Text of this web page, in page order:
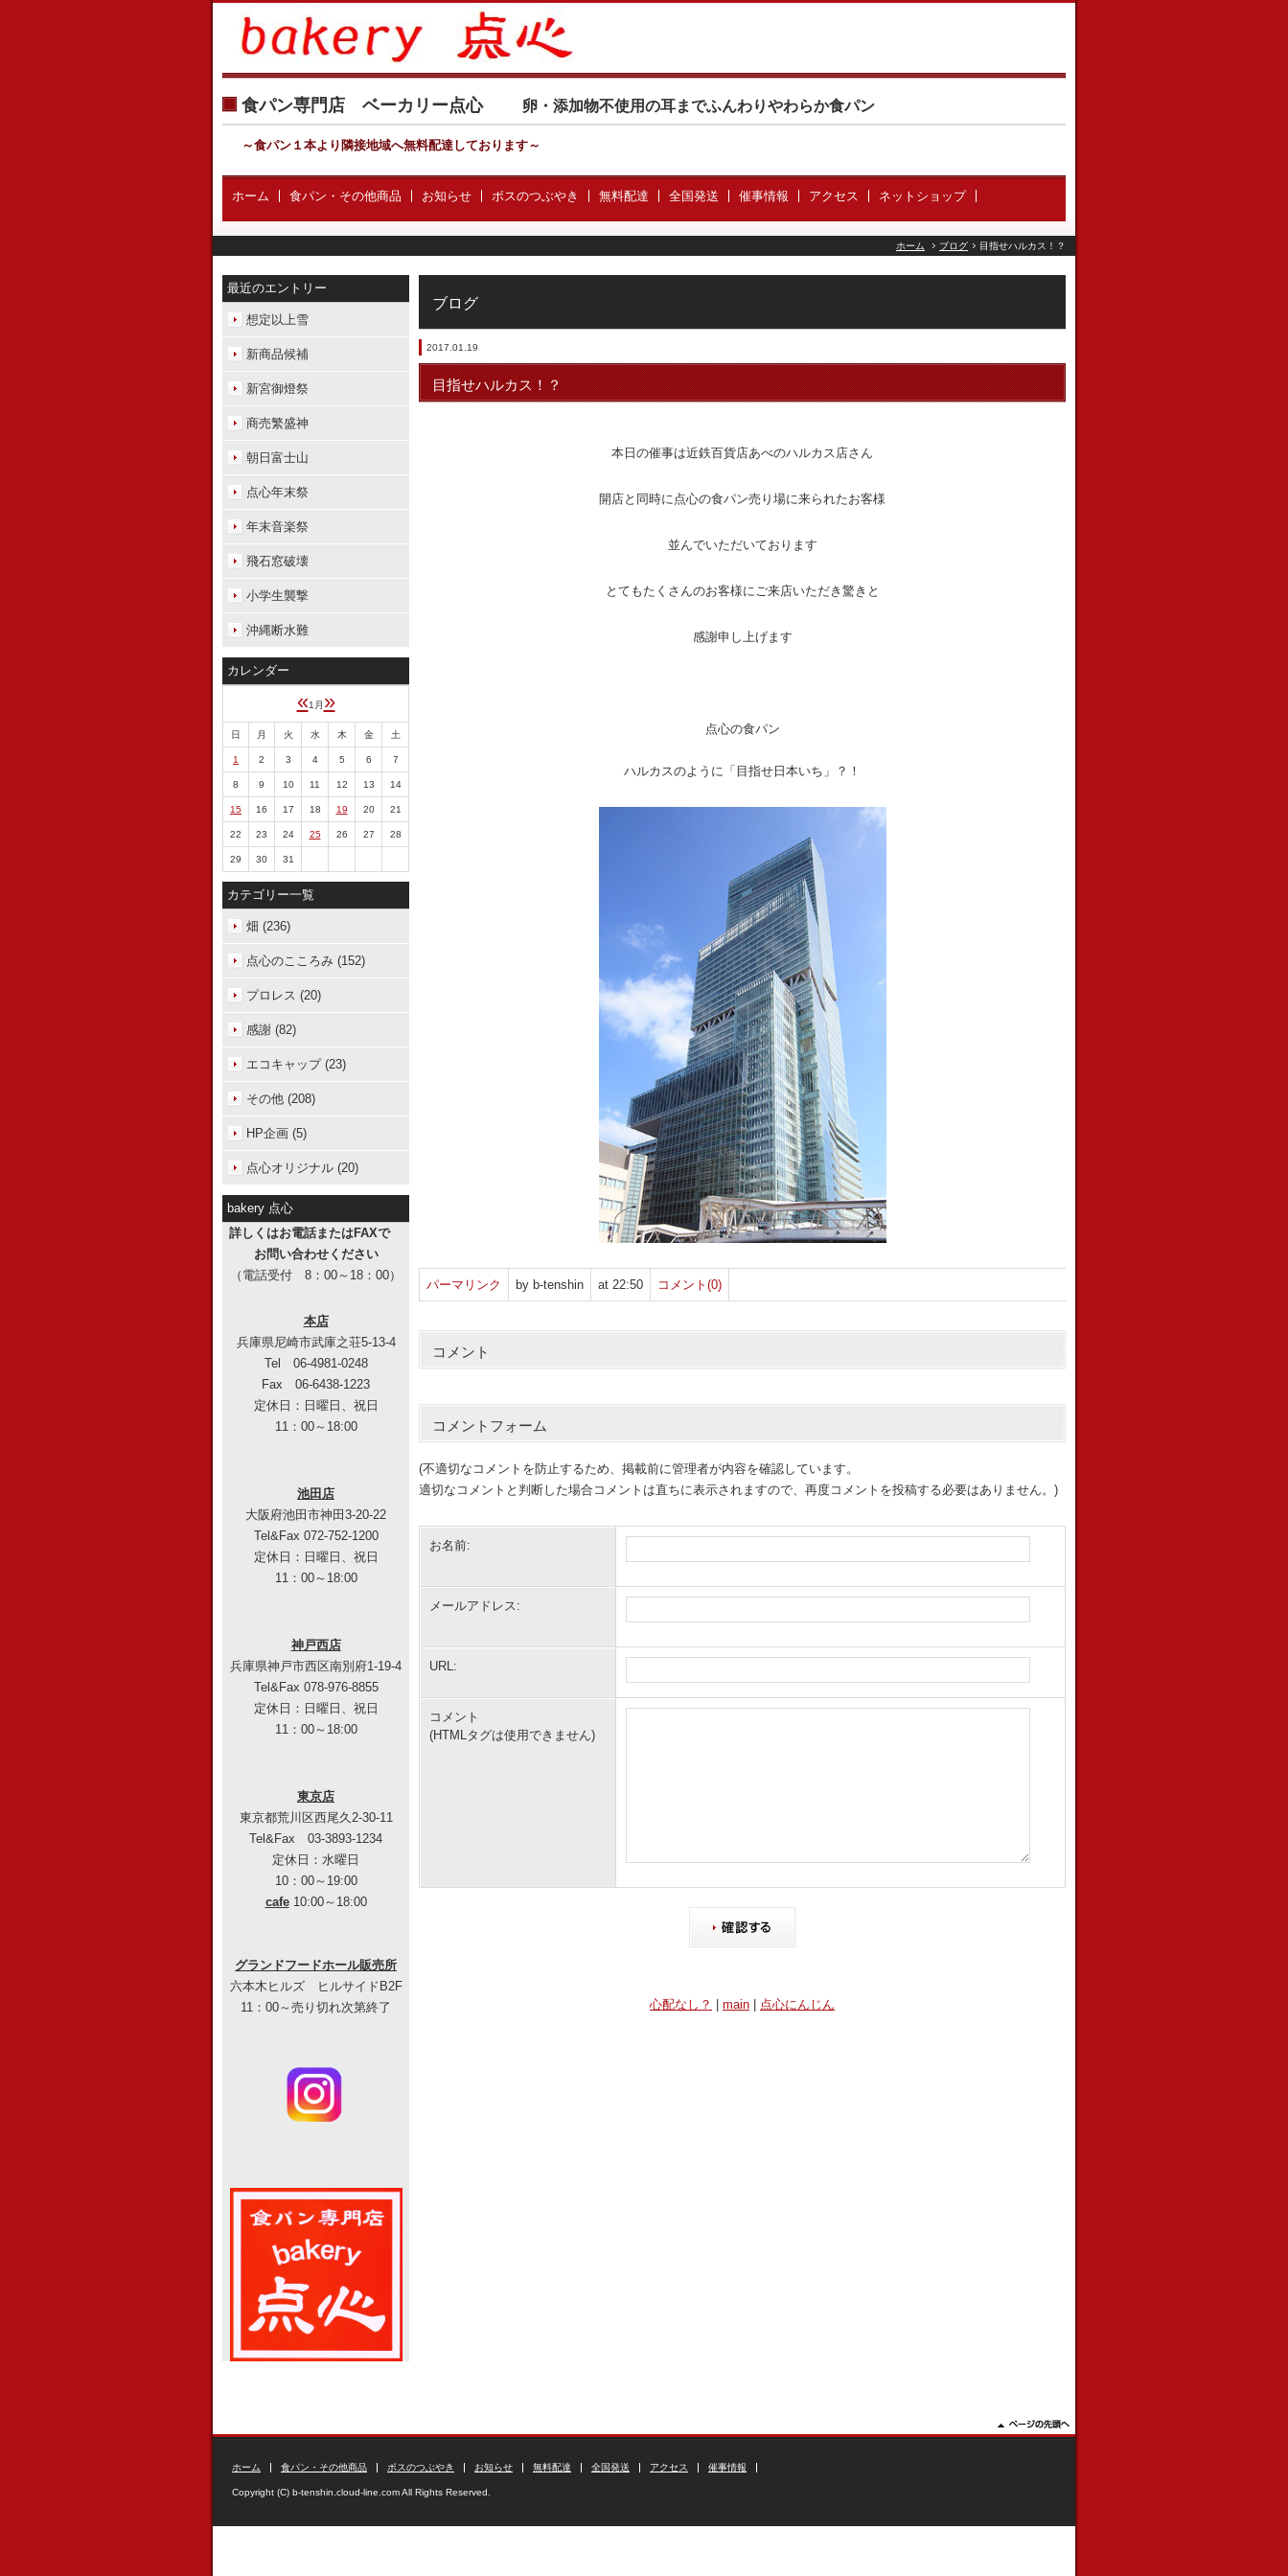
食パン専門店 ベーカリー点心 卵・添加物不使用の耳までふんわりやわらか食パン
～食パン１本より隣接地域へ無料配達しております～
ホーム 食パン・その他商品 お知らせ ボスのつぶやき 無料配達 全国発送 催事情報 アクセス ネットショップ
ホーム ブログ 目指せハルカス！？
ブログ
2017.01.19
目指せハルカス！？
本日の催事は近鉄百貨店あべのハルカス店さん
開店と同時に点心の食パン売り場に来られたお客様
並んでいただいております
とてもたくさんのお客様にご来店いただき驚きと
感謝申し上げます
点心の食パン
ハルカスのように「目指せ日本いち」？！
パーマリンク by b-tenshin at 22:50 コメント(0)
コメント
コメントフォーム
(不適切なコメントを防止するため、掲載前に管理者が内容を確認しています。
適切なコメントと判断した場合コメントは直ちに表示されますので、再度コメントを投稿する必要はありません。)
お名前:
メールアドレス:
URL:
コメント
(HTMLタグは使用できません)
心配なし？ main 点心にんじん
最近のエントリー
想定以上雪
新商品候補
新宮御燈祭
商売繁盛神
朝日富士山
点心年末祭
年末音楽祭
飛石窓破壊
小学生襲撃
沖縄断水難
カレンダー
«1月 »
日 月 火 水 木 金 土
1 2 3 4 5 6 7
8 9 10 11 12 13 14
15 16 17 18 19 20 21
22 23 24 25 26 27 28
29 30 31
カテゴリー一覧
畑 (236)
点心のこころみ (152)
プロレス (20)
感謝 (82)
エコキャップ (23)
その他 (208)
HP企画 (5)
点心オリジナル (20)
bakery 点心
詳しくはお電話またはFAXで
お問い合わせください
（電話受付 8：00～18：00）
本店
兵庫県尼崎市武庫之荘5-13-4
Tel 06-4981-0248
Fax 06-6438-1223
定休日：日曜日、祝日
11：00～18:00
池田店
大阪府池田市神田3-20-22
Tel&Fax 072-752-1200
定休日：日曜日、祝日
11：00～18:00
神戸西店
兵庫県神戸市西区南別府1-19-4
Tel&Fax 078-976-8855
定休日：日曜日、祝日
11：00～18:00
東京店
東京都荒川区西尾久2-30-11
Tel&Fax 03-3893-1234
定休日：水曜日
10：00～19:00
cafe10:00～18:00
グランドフードホール販売所
六本木ヒルズ ヒルサイドB2F
11：00～売り切れ次第終了
ホーム 食パン・その他商品 ボスのつぶやき お知らせ 無料配達 全国発送 アクセス 催事情報
Copyright (C) b-tenshin.cloud-line.com All Rights Reserved.